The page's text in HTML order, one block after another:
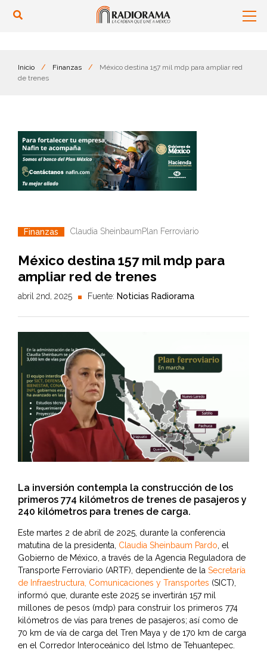
Inicio / Finanzas /
México destina 157 mil mdp para ampliar red
de trenes
Finanzas Claudia SheinbaumPlan Ferroviario
México destina 157 mil mdp para
ampliar red de trenes
abril 2nd, 2025 Fuente: Noticias Radiorama
La inversión contempla la construcción de los
primeros 774 kilómetros de trenes de pasajeros y
240 kilómetros para trenes de carga.
Este martes 2 de abril de 2025, durante la conferencia
matutina de la presidenta, Claudia Sheinbaum Pardo, el
Gobierno de México, a través de la Agencia Reguladora de
Transporte Ferroviario (ARTF), dependiente de la Secretaría
de Infraestructura, Comunicaciones y Transportes (SICT),
informó que, durante este 2025 se invertirán 157 mil
millones de pesos (mdp) para construir los primeros 774
kilómetros de vías para trenes de pasajeros; así como de
70 km de vía de carga del Tren Maya y de 170 km de carga
en el Corredor Interoceánico del Istmo de Tehuantepec.